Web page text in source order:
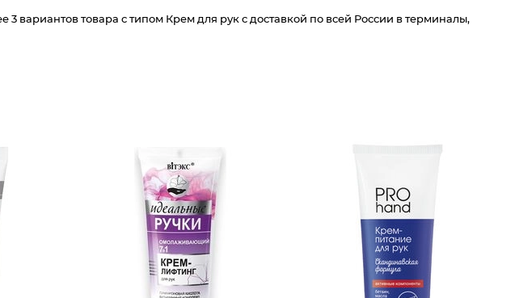
вариантов товара с типом Крем для рук c доставкой по всей России в терминалы,